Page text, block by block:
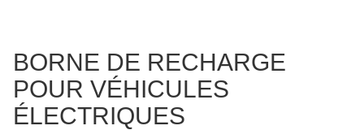
IMPRESCINDIBLES
HACER
INSPIRACIONES
BORNE DE RECHARGE
POUR VÉHICULES
ÉLECTRIQUES